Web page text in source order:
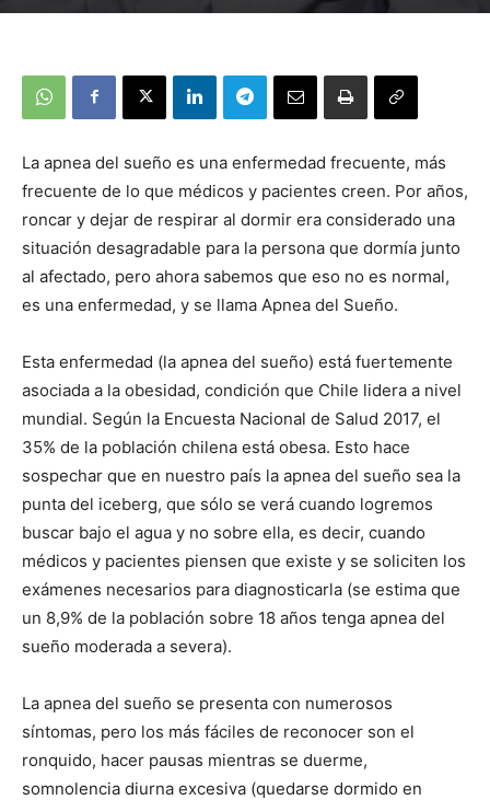
La apnea del sueño es una enfermedad frecuente, más
frecuente de lo que médicos y pacientes creen. Por años,
roncar y dejar de respirar al dormir era considerado una
situación desagradable para la persona que dormía junto
al afectado, pero ahora sabemos que eso no es normal,
es una enfermedad, y se llama Apnea del Sueño.
Esta enfermedad (la apnea del sueño) está fuertemente
asociada a la obesidad, condición que Chile lidera a nivel
mundial. Según la Encuesta Nacional de Salud 2017, el
35% de la población chilena está obesa. Esto hace
sospechar que en nuestro país la apnea del sueño sea la
punta del iceberg, que sólo se verá cuando logremos
buscar bajo el agua y no sobre ella, es decir, cuando
médicos y pacientes piensen que existe y se soliciten los
exámenes necesarios para diagnosticarla (se estima que
un 8,9% de la población sobre 18 años tenga apnea del
sueño moderada a severa).
La apnea del sueño se presenta con numerosos
síntomas, pero los más fáciles de reconocer son el
ronquido, hacer pausas mientras se duerme,
somnolencia diurna excesiva (quedarse dormido en